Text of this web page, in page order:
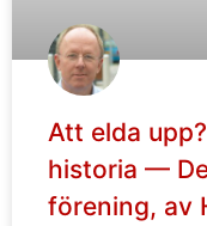
Att elda
historia —
förening, av